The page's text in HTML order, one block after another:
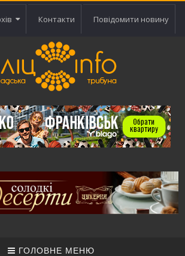
Контакти Повідомити новину
ГОЛОВНЕ МЕНЮ